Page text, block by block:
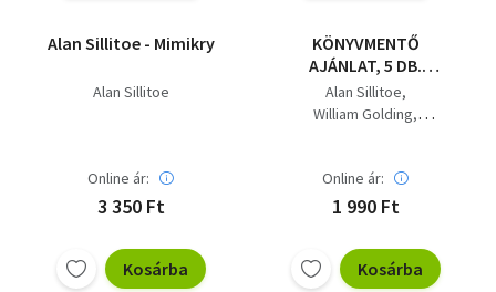
Alan Sillitoe - Mimikry
Alan Sillitoe
Online ár:
3 350 Ft
Kosárba
KÖNYVMENTŐ
AJÁNLAT, 5 DB.
"Európa Zsebkönyvek"
A hosszútávfutó
Homo Faber, Két nap
az élet, Igazak ivadéka
Alan Sillitoe
William Golding
Online ár:
1 990 Ft
Kosárba